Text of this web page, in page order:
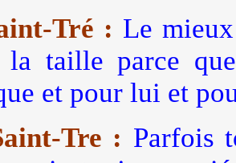
Tré : Le
la taille parce
et pour lui et
Tre : Parfois